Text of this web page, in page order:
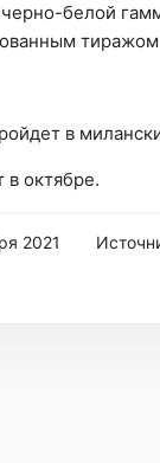
белой
тиражом
в
в октябре.
2021